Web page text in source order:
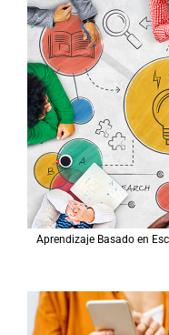
Aprendizaje Basado en